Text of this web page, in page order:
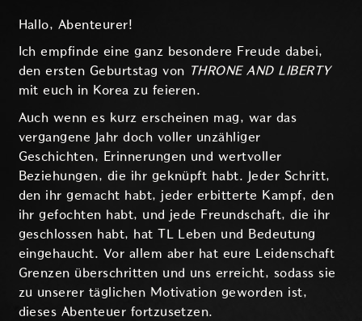
Hallo, Abenteurer!
Ich empfinde eine ganz besondere Freude dabei,
den ersten Geburtstag von THRONE AND LIBERTY
mit euch in Korea zu feieren.
Auch wenn es kurz erscheinen mag, war das
vergangene Jahr doch voller unzähliger
Geschichten, Erinnerungen und wertvoller
Beziehungen, die ihr geknüpft habt. Jeder Schritt,
den ihr gemacht habt, jeder erbitterte Kampf, den
ihr gefochten habt, und jede Freundschaft, die ihr
geschlossen habt, hat TL Leben und Bedeutung
eingehaucht. Vor allem aber hat eure Leidenschaft
Grenzen überschritten und uns erreicht, sodass sie
zu unserer täglichen Motivation geworden ist,
dieses Abenteuer fortzusetzen.